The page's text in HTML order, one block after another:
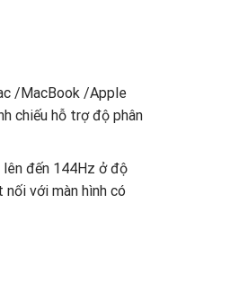
/MacBook /Apple
chiếu hỗ trợ độ phân
đến 144Hz ở độ
với màn hình có